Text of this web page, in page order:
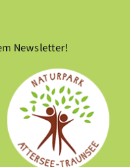
Newsletter!